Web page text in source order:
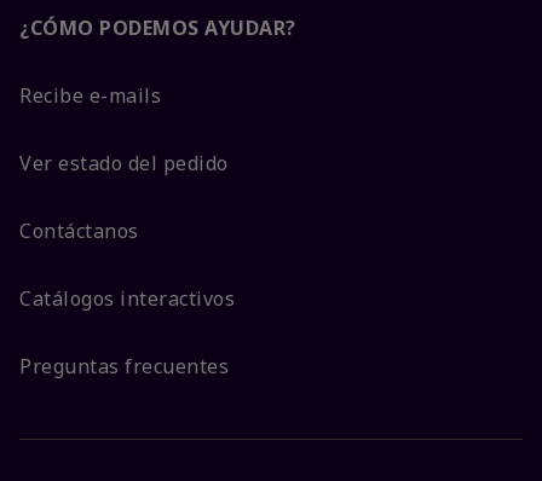
¿CÓMO PODEMOS AYUDAR?
Recibe e-mails
Ver estado del pedido
Contáctanos
Catálogos interactivos
Preguntas frecuentes